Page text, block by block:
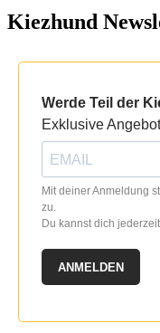
Kiezhund
Werde Teil der
Exklusive
Mit deiner Anmeldung
zu.
Du kannst dich
ANMELDEN